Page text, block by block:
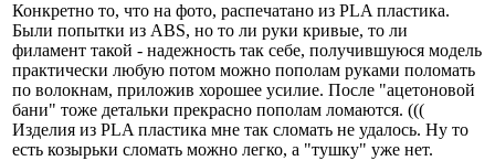
Конкретно то, что на фото, распечатано из PLA пластика.
Были попытки из ABS, но то ли руки кривые, то ли
филамент такой - надежность так себе, получившуюся модель
практически любую потом можно пополам руками поломать
по волокнам, приложив хорошее усилие. После "ацетоновой
бани" тоже детальки прекрасно пополам ломаются. (((
Изделия из PLA пластика мне так сломать не удалось. Ну то
есть козырьки сломать можно легко, а "тушку" уже нет.